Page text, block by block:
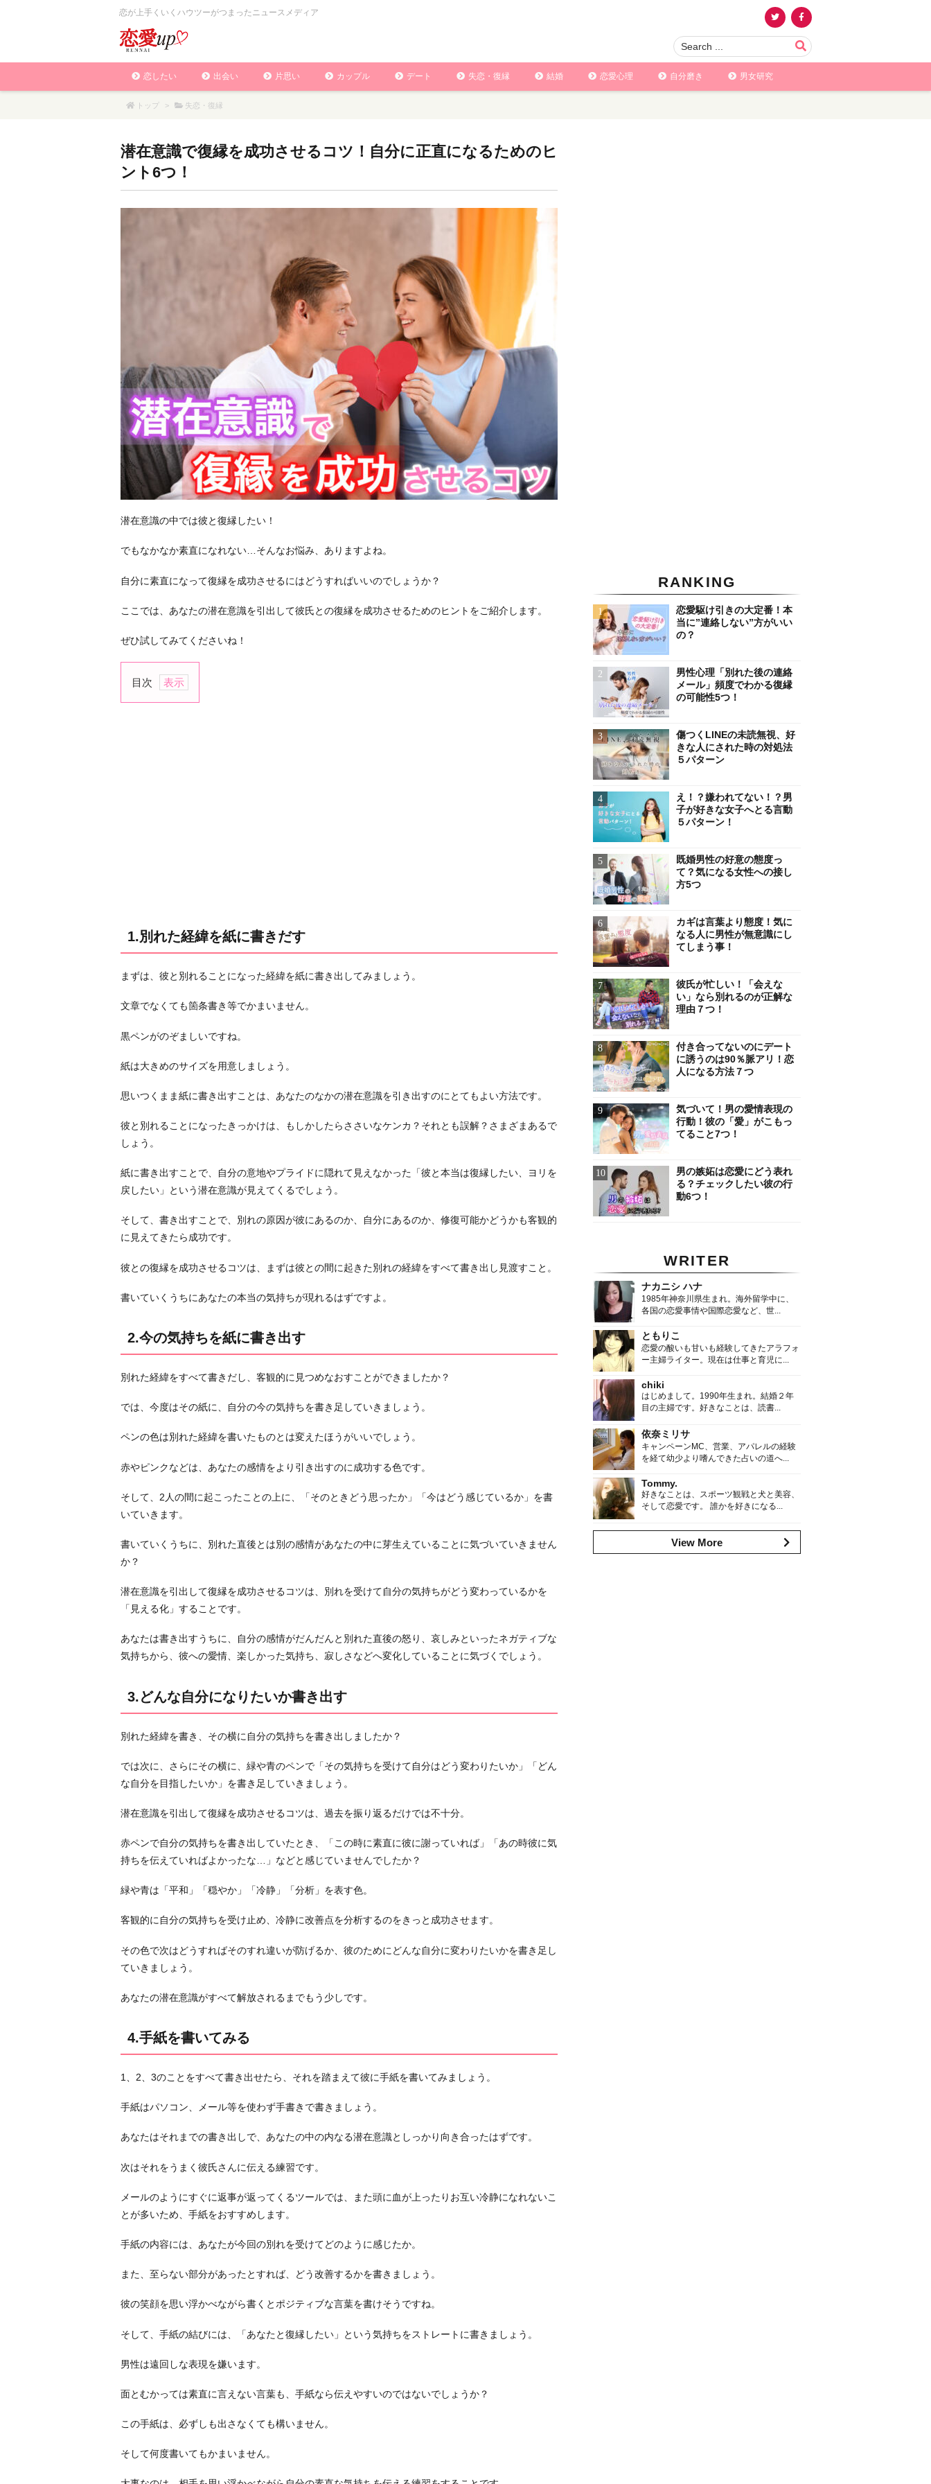
恋が上手くいくハウツーがつまったニュースメディア
恋したい 出会い 片思い カップル デート 失恋・復縁 結婚 恋愛心理 自分磨き 男女研究
トップ > 失恋・復縁
潜在意識で復縁を成功させるコツ！自分に正直になるためのヒ
ント6つ！
潜在意識の中では彼と復縁したい！
でもなかなか素直になれない…そんなお悩み、ありますよね。
自分に素直になって復縁を成功させるにはどうすればいいのでしょうか？
ここでは、あなたの潜在意識を引出して彼氏との復縁を成功させるためのヒントをご紹介します。
ぜひ試してみてくださいね！
目次
1.
2.
今
気
を
に
き
出
す
ど
ん
自
分
り
い
か
き
4.
紙
て
5.
恋
観
る
6.
ー
ル
を
る
な
シ
プ
ル
に
わ
に
1.別れた経緯を紙に書きだす
まずは、彼と別れることになった経緯を紙に書き出してみましょう。
文章でなくても箇条書き等でかまいません。
黒ペンがのぞましいですね。
紙は大きめのサイズを用意しましょう。
思いつくまま紙に書き出すことは、あなたのなかの潜在意識を引き出すのにとてもよい方法です。
彼と別れることになったきっかけは、もしかしたらささいなケンカ？それとも誤解？さまざまあるで
しょう。
紙に書き出すことで、自分の意地やプライドに隠れて見えなかった「彼と本当は復縁したい、ヨリを
戻したい」という潜在意識が見えてくるでしょう。
そして、書き出すことで、別れの原因が彼にあるのか、自分にあるのか、修復可能かどうかも客観的
に見えてきたら成功です。
彼との復縁を成功させるコツは、まずは彼との間に起きた別れの経緯をすべて書き出し見渡すこと。
書いていくうちにあなたの本当の気持ちが現れるはずですよ。
2.今の気持ちを紙に書き出す
別れた経緯をすべて書きだし、客観的に見つめなおすことができましたか？
では、今度はその紙に、自分の今の気持ちを書き足していきましょう。
ペンの色は別れた経緯を書いたものとは変えたほうがいいでしょう。
赤やピンクなどは、あなたの感情をより引き出すのに成功する色です。
そして、2人の間に起こったことの上に、「そのときどう思ったか」「今はどう感じているか」を書
いていきます。
書いていくうちに、別れた直後とは別の感情があなたの中に芽生えていることに気づいていきません
か？
潜在意識を引出して復縁を成功させるコツは、別れを受けて自分の気持ちがどう変わっているかを
「見える化」することです。
あなたは書き出すうちに、自分の感情がだんだんと別れた直後の怒り、哀しみといったネガティブな
気持ちから、彼への愛情、楽しかった気持ち、寂しさなどへ変化していることに気づくでしょう。
3.どんな自分になりたいか書き出す
別れた経緯を書き、その横に自分の気持ちを書き出しましたか？
では次に、さらにその横に、緑や青のペンで「その気持ちを受けて自分はどう変わりたいか」「どん
な自分を目指したいか」を書き足していきましょう。
潜在意識を引出して復縁を成功させるコツは、過去を振り返るだけでは不十分。
赤ペンで自分の気持ちを書き出していたとき、「この時に素直に彼に謝っていれば」「あの時彼に気
持ちを伝えていればよかったな…」などと感じていませんでしたか？
緑や青は「平和」「穏やか」「冷静」「分析」を表す色。
客観的に自分の気持ちを受け止め、冷静に改善点を分析するのをきっと成功させます。
その色で次はどうすればそのすれ違いが防げるか、彼のためにどんな自分に変わりたいかを書き足し
ていきましょう。
あなたの潜在意識がすべて解放されるまでもう少しです。
4.手紙を書いてみる
1、2、3のことをすべて書き出せたら、それを踏まえて彼に手紙を書いてみましょう。
手紙はパソコン、メール等を使わず手書きで書きましょう。
あなたはそれまでの書き出しで、あなたの中の内なる潜在意識としっかり向き合ったはずです。
次はそれをうまく彼氏さんに伝える練習です。
メールのようにすぐに返事が返ってくるツールでは、また頭に血が上ったりお互い冷静になれないこ
とが多いため、手紙をおすすめします。
手紙の内容には、あなたが今回の別れを受けてどのように感じたか。
また、至らない部分があったとすれば、どう改善するかを書きましょう。
彼の笑顔を思い浮かべながら書くとポジティブな言葉を書けそうですね。
そして、手紙の結びには、「あなたと復縁したい」という気持ちをストレートに書きましょう。
男性は遠回しな表現を嫌います。
面とむかっては素直に言えない言葉も、手紙なら伝えやすいのではないでしょうか？
この手紙は、必ずしも出さなくても構いません。
そして何度書いてもかまいません。
RANKING
恋愛駆け引きの大定番！本
当に”連絡しない”方がいい
の？
男性心理「別れた後の連絡
メール」頻度でわかる復縁
の可能性5つ！
傷つくLINEの未読無視、好
きな人にされた時の対処法
５パターン
え！？嫌われてない！？男
子が好きな女子へとる言動
５パターン！
既婚男性の好意の態度っ
て？気になる女性への接し
方5つ
カギは言葉より態度！気に
なる人に男性が無意識にし
てしまう事！
彼氏が忙しい！「会えな
い」なら別れるのが正解な
理由７つ！
付き合ってないのにデート
に誘うのは90％脈アリ！恋
人になる方法７つ
気づいて！男の愛情表現の
行動！彼の「愛」がこもっ
てること7つ！
男の嫉妬は恋愛にどう表れ
る？チェックしたい彼の行
動6つ！
WRITER
ナカニシ ハナ
1985年神奈川県生まれ。海外留学中に、
各国の恋愛事情や国際恋愛など、世...
ともりこ
恋愛の酸いも甘いも経験してきたアラフォ
ー主婦ライター。現在は仕事と育児に...
chiki
はじめまして。1990年生まれ。結婚２年
目の主婦です。好きなことは、読書...
依奈ミリサ
キャンペーンMC、営業、アパレルの経験
を経て幼少より嗜んできた占いの道へ...
Tommy.
好きなことは、スポーツ観戦と犬と美容、
そして恋愛です。 誰かを好きになる...
View More